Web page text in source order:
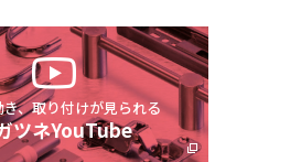
、取り付けが見られる
ツネYouTube